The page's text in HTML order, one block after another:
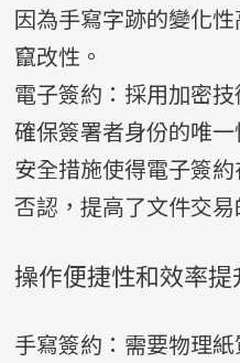
因為手寫字跡的變化
竄改性。
電子簽約：採用加密
確保簽署者身份的唯
安全措施使得電子簽
否認，提高了文件交
操作便捷性和效率提
手寫簽約：需要物理